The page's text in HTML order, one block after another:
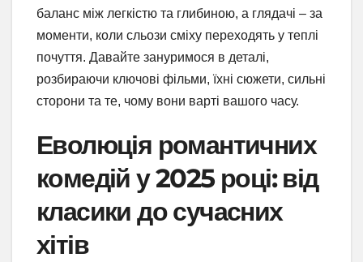
баланс між легкістю та глибиною, а глядачі – за
моменти, коли сльози сміху переходять у теплі
почуття. Давайте зануримося в деталі,
розбираючи ключові фільми, їхні сюжети, сильні
сторони та те, чому вони варті вашого часу.
Еволюція романтичних
комедій у 2025 році: від
класики до сучасних
хітів